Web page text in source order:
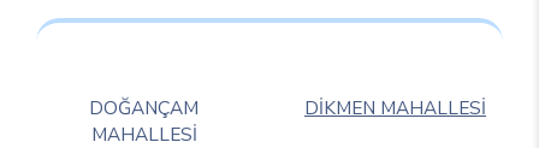
DOĞANÇAM
MAHALLESİ
DİKMEN MAHALLESİ